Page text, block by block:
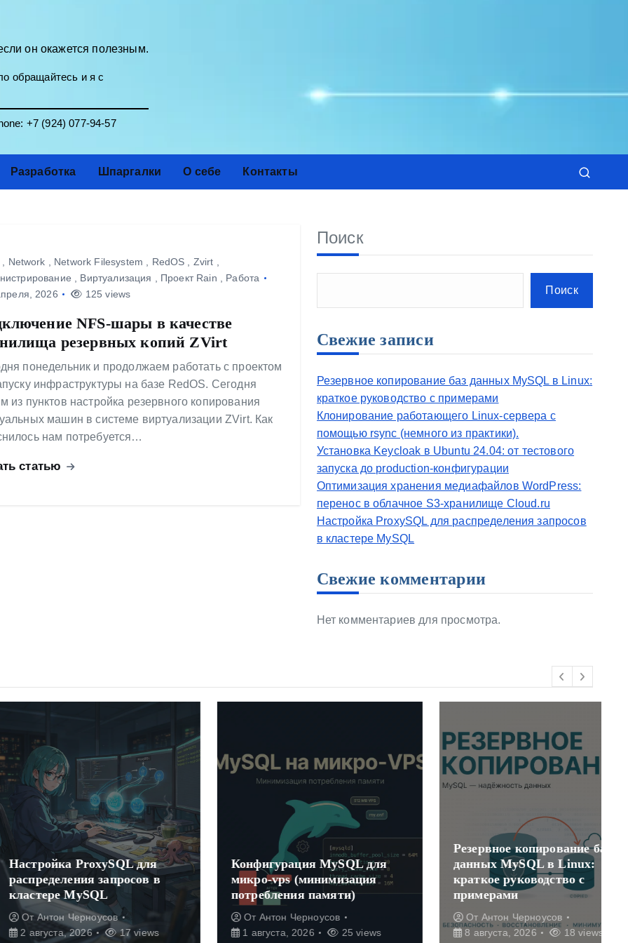
он окажется полезным.
обращайтесь и я с
+7 (924) 077-94-57
Разработка Шпаргалки О себе Контакты
Network Network Filesystem RedOS Zvirt
Виртуализация Проект Rain
Работа
2026
125 views
NFS-шары в качестве
резервных копий ZVirt
понедельник и продолжаем работать с проектом
инфраструктуры на базе RedOS. Сегодня
из пунктов настройка резервного копирования
машин в системе виртуализации ZVirt. Как
нам потребуется…
статью
Поиск
Поиск
Свежие записи
Резервное копирование баз данных MySQL в Linux:
краткое руководство с примерами
Клонирование работающего Linux-сервера с
помощью rsync (немного из практики).
Установка Keycloak в Ubuntu 24.04: от тестового
запуска до production-конфигурации
Оптимизация хранения медиафайлов WordPress:
перенос в облачное S3-хранилище Cloud.ru
Настройка ProxySQL для распределения запросов
в кластере MySQL
Свежие комментарии
Нет комментариев для просмотра.
ProxySQL для
запросов в
MySQL
Черноусов
2026
17 views
Конфигурация MySQL для
микро-vps (минимизация
потребления памяти)
Антон Черноусов
1 августа, 2026
25 views
Резервное копирование баз
данных MySQL в Linux:
краткое руководство с
примерами
Антон Черноусов
8 августа, 2026
18 views